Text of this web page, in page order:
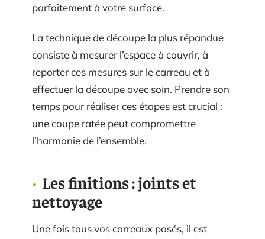
parfaitement à votre surface.
La technique de découpe la plus répandue
consiste à mesurer l’espace à couvrir, à
reporter ces mesures sur le carreau et à
effectuer la découpe avec soin. Prendre son
temps pour réaliser ces étapes est crucial :
une coupe ratée peut compromettre
l’harmonie de l’ensemble.
Les finitions : joints et
nettoyage
Une fois tous vos carreaux posés, il est